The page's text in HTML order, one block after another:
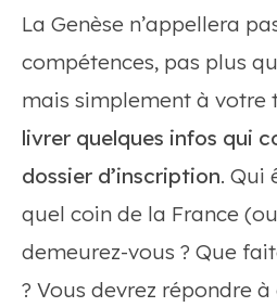
La Genèse n’appellera
compétences, pas plus
mais simplement à votre
livrer quelques infos qui
dossier d’inscription. Qui
quel coin de la France
demeurez-vous ? Que
? Vous devrez répondre